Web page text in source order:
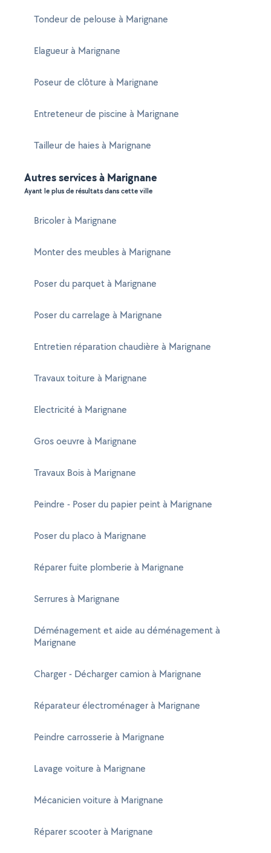
Tondeur de pelouse à Marignane
Elagueur à Marignane
Poseur de clôture à Marignane
Entreteneur de piscine à Marignane
Tailleur de haies à Marignane
Autres services à Marignane
Ayant le plus de résultats dans cette ville
Bricoler à Marignane
Monter des meubles à Marignane
Poser du parquet à Marignane
Poser du carrelage à Marignane
Entretien réparation chaudière à Marignane
Travaux toiture à Marignane
Electricité à Marignane
Gros oeuvre à Marignane
Travaux Bois à Marignane
Peindre - Poser du papier peint à Marignane
Poser du placo à Marignane
Réparer fuite plomberie à Marignane
Serrures à Marignane
Déménagement et aide au déménagement à
Marignane
Charger - Décharger camion à Marignane
Réparateur électroménager à Marignane
Peindre carrosserie à Marignane
Lavage voiture à Marignane
Mécanicien voiture à Marignane
Réparer scooter à Marignane